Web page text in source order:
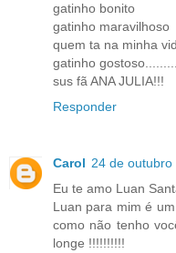
gatinho bonito
gatinho maravilhoso
quem ta na minha
gatinho
sus fã ANA JULIA!!!
Responder
Carol 24 de outubro
Eu te amo Luan
Luan para mim é
como não tenho
longe !!!!!!!!!!